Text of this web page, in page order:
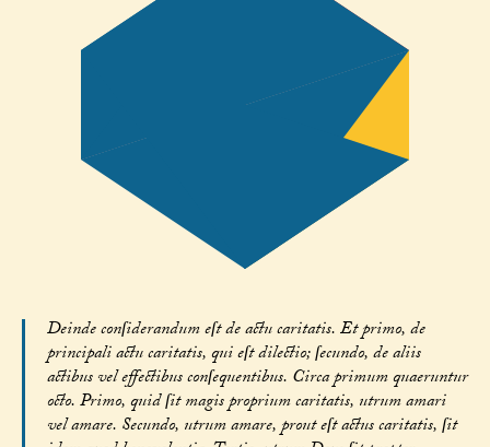
Deinde conſiderandum eſt de actu caritatis. Et primo, de
principali actu caritatis, qui eſt dilectio; ſecundo, de aliis
actibus vel effectibus conſequentibus. Circa primum quaeruntur
octo. Primo, quid ſit magis proprium caritatis, utrum amari
vel amare. Secundo, utrum amare, prout eſt actus caritatis, ſit